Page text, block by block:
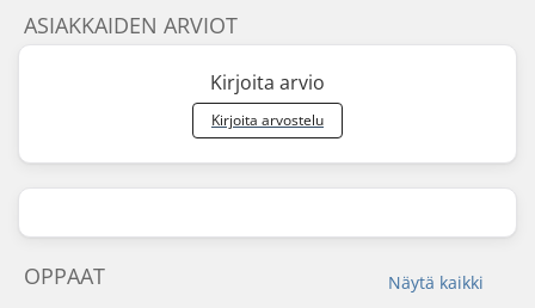
ASIAKKAIDEN ARVIOT
Kirjoita arvio
Kirjoita arvostelu
Näytä kaikki
OPPAAT